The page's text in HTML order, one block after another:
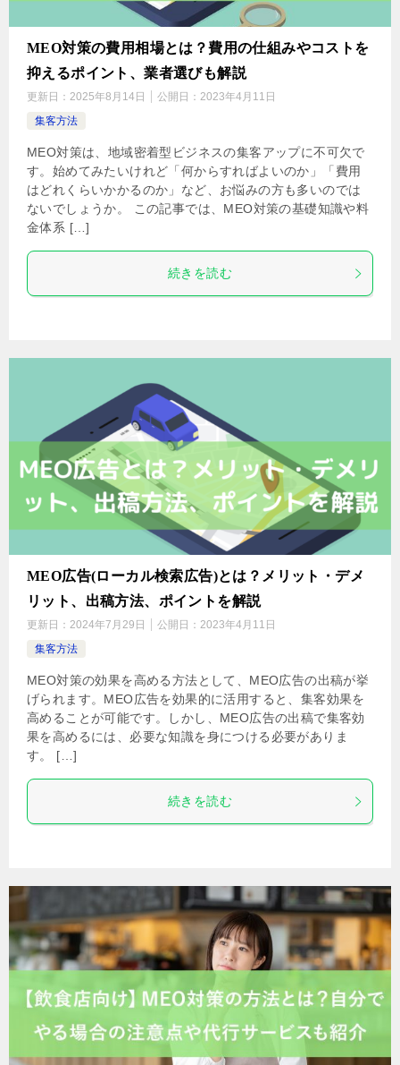
MEO対策の費用相場とは？費用の仕組みやコストを
抑えるポイント、業者選びも解説
更新日： 2025年8月14日 公開日： 2023年4月11日
集客方法
MEO対策は、地域密着型ビジネスの集客アップに不可欠で
す。始めてみたいけれど「何からすればよいのか」「費用
はどれくらいかかるのか」など、お悩みの方も多いのでは
ないでしょうか。 この記事では、MEO対策の基礎知識や料
金体系 […]
続きを読む
MEO広告(ローカル検索広告)とは？メリット・デメ
リット、出稿方法、ポイントを解説
更新日： 2024年7月29日 公開日： 2023年4月11日
集客方法
MEO対策の効果を高める方法として、MEO広告の出稿が挙
げられます。MEO広告を効果的に活用すると、集客効果を
高めることが可能です。しかし、MEO広告の出稿で集客効
果を高めるには、必要な知識を身につける必要がありま
す。 […]
続きを読む